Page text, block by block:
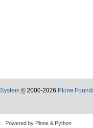
©2000-2026 Plone
Powered by Plone & Python